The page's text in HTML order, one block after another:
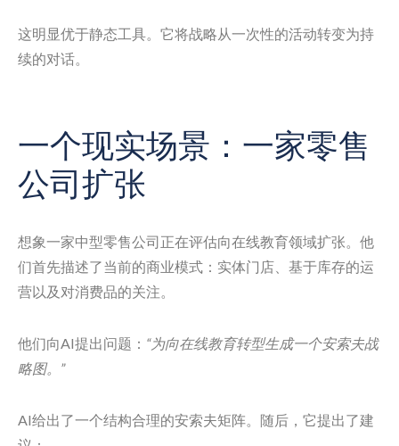
这明显优于静态工具。它将战略从一次性的活动转变为持
续的对话。
一个现实场景：一家零售
公司扩张
想象一家中型零售公司正在评估向在线教育领域扩张。他
们首先描述了当前的商业模式：实体门店、基于库存的运
营以及对消费品的关注。
他们向AI提出问题： “为向在线教育转型生成一个安索夫战
略图。”
AI给出了一个结构合理的安索夫矩阵。随后，它提出了建